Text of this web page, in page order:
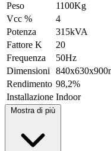
Peso
1100Kg
Vcc %
4
Potenza
315kVA
Fattore K
20
Frequenza
50Hz
Dimensioni
Rendimento 98,2%
Installazione Indoor
Mostra di più